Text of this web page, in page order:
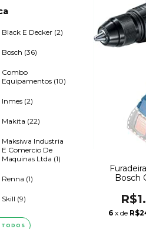
Black E Decker (2)
Bosch (36)
Combo
Equipamentos (10)
Inmes (2)
Makita (22)
Maksiwa Industria
E Comercio De
Maquinas Ltda (1)
Renna (1)
Skill (9)
TODOS
Bosch
6 x de